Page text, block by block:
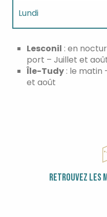
Lundi
Mardi
Mercredi
Lesconil : en
port – Juillet et
Île-Tudy : le matin
et août
RETROUVEZ LES